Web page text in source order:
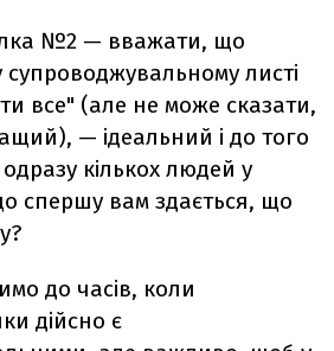
№2 — вважати, що
листі
все" (але не може сказати,
— ідеальний і до того
кількох людей у
спершу вам здається, що
до часів, коли
дійсно є